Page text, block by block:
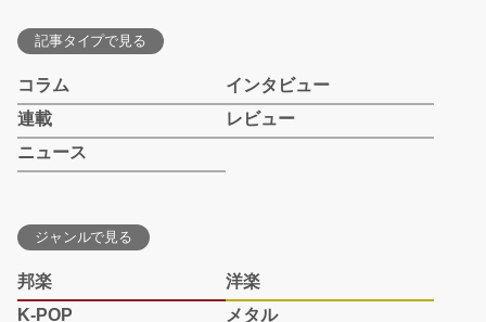
記事タイプで見る
コラム
インタビュー
連載
レビュー
ニュース
ジャンルで見る
邦楽
洋楽
K-POP
メタル